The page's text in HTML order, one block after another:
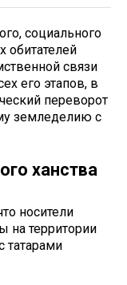
социального
обитателей
связи
его этапов, в
переворот
земледелию с
ханства
носители
на территории
татарами